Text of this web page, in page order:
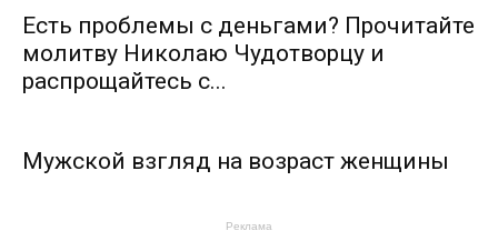
Есть проблемы с деньгами? Прочитайте
молитву Николаю Чудотворцу и
распрощайтесь с...
Мужской взгляд на возраст женщины
Реклама